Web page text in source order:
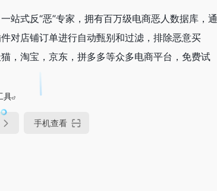
站式反“恶”专家，拥有百万级电商恶人数据库，通
对店铺订单进行自动甄别和过滤，排除恶意买
，淘宝，京东，拼多多等众多电商平台，免费试
具
手机查看